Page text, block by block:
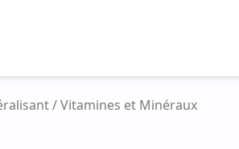
/ Vitamines et Minéraux